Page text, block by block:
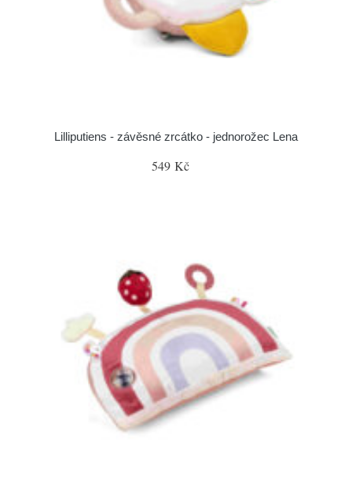
Lilliputiens - závěsné zrcátko - jednorožec Lena
549 Kč